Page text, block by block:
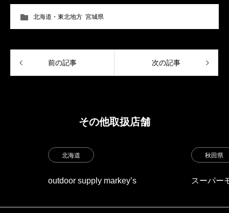
北海道・東北地方 宮城県
前の記事 次の記事
その他取扱店舗
北海道
outdoor supply markey’s
秋田県
スーパー